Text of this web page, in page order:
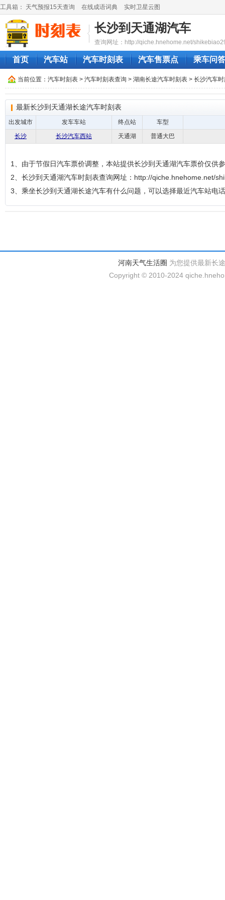
工具箱： 天气预报15天查询 在线成语词典 实时卫星云图
长沙到天通湖汽车
查询网址：http://qiche.hnehome.net/
首页 汽车站 汽车时刻表 汽车售票点 乘车问答
当前位置： 汽车时刻表 > 汽车时刻表查询 > 湖南长途汽车时刻表 > 长沙汽车
最新长沙到天通湖长途汽车时刻表
出发城市 发车车站 终点站
车型
长沙
长沙汽车西站 天通湖 普通大巴
1、由于节假日汽车票价调整，本站提供长沙到天通湖汽车票价仅供
2、长沙到天通湖汽车时刻表查询网址：http://qiche.hnehome.net/
3、乘坐长沙到天通湖长途汽车有什么问题，可以选择最近汽车站电
河南天气生活圈 为您提供最新长
Copyright © 2010-2024